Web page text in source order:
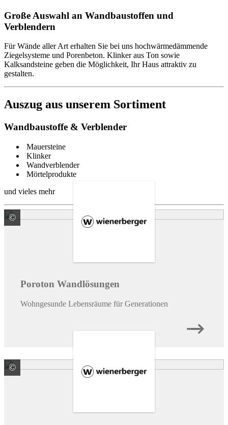
Große Auswahl an Wandbaustoffen und
Verblendern
Für Wände aller Art erhalten Sie bei uns hochwärmedämmende
Ziegelsysteme und Porenbeton. Klinker aus Ton sowie
Kalksandsteine geben die Möglichkeit, Ihr Haus attraktiv zu
gestalten.
Auszug aus unserem Sortiment
Wandbaustoffe & Verblender
Mauersteine
Klinker
Wandverblender
Mörtelprodukte
und vieles mehr
© Wienerberger GmbH
Poroton Wandlösungen
Wohngesunde Lebensräume für Generationen
© Wienerberger GmbH